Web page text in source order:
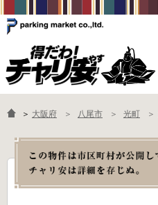
物件一覧
よくあるご質問
＞ 大阪府 八尾市 光町